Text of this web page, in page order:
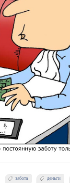
деньги
забота